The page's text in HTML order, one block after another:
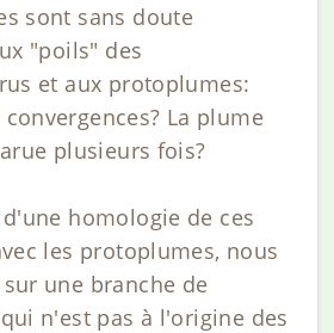
sont sans doute
"poils" des
et aux protoplumes:
La plume
plusieurs fois?
homologie de ces
les protoplumes, nous
une branche de
n'est pas à l'origine des